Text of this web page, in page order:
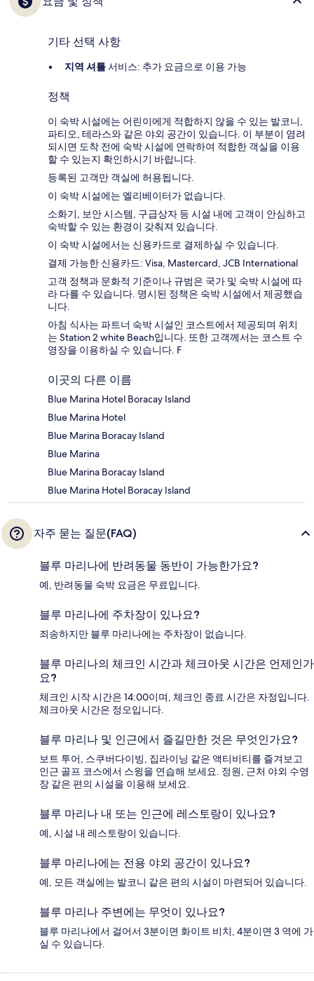
기타 선택 사항
지역 셔틀서비스: 추가 요금으로 이용 가능
정책
이 숙박 시설에는 어린이에게 적합하지 않을 수 있는 발코니,
파티오, 테라스와 같은 야외 공간이 있습니다. 이 부분이 염려
되시면 도착 전에 숙박 시설에 연락하여 적합한 객실을 이용
할 수 있는지 확인하시기 바랍니다.
등록된 고객만 객실에 허용됩니다.
이 숙박 시설에는 엘리베이터가 없습니다.
소화기, 보안 시스템, 구급상자 등 시설 내에 고객이 안심하고
숙박할 수 있는 환경이 갖춰져 있습니다.
이 숙박 시설에서는 신용카드로 결제하실 수 있습니다.
결제 가능한 신용카드: Visa, Mastercard, JCB International
고객 정책과 문화적 기준이나 규범은 국가 및 숙박 시설에 따
라 다를 수 있습니다. 명시된 정책은 숙박 시설에서 제공했습
니다.
아침 식사는 파트너 숙박 시설인 코스트에서 제공되며 위치
는 Station 2 white Beach입니다. 또한 고객께서는 코스트 수
영장을 이용하실 수 있습니다. F
이곳의 다른 이름
Blue Marina Hotel Boracay Island
Blue Marina Hotel
Blue Marina Boracay Island
Blue Marina
Blue Marina Boracay Island
Blue Marina Hotel Boracay Island
자주 묻는 질문(FAQ)
블루 마리나에 반려동물 동반이 가능한가요?
예, 반려동물 숙박 요금은 무료입니다.
블루 마리나에 주차장이 있나요?
죄송하지만 블루 마리나에는 주차장이 없습니다.
블루 마리나의 체크인 시간과 체크아웃 시간은 언제인가
요?
체크인 시작 시간은 14:00이며, 체크인 종료 시간은 자정입니다.
체크아웃 시간은 정오입니다.
블루 마리나 및 인근에서 즐길만한 것은 무엇인가요?
보트 투어, 스쿠버다이빙, 집라이닝 같은 액티비티를 즐겨보고
인근 골프 코스에서 스윙을 연습해 보세요. 정원, 근처 야외 수영
장 같은 편의 시설을 이용해 보세요.
블루 마리나 내 또는 인근에 레스토랑이 있나요?
예, 시설 내 레스토랑이 있습니다.
블루 마리나에는 전용 야외 공간이 있나요?
예, 모든 객실에는 발코니 같은 편의 시설이 마련되어 있습니다.
블루 마리나 주변에는 무엇이 있나요?
블루 마리나에서 걸어서 3분이면 화이트 비치, 4분이면 3 역에 가
실 수 있습니다.